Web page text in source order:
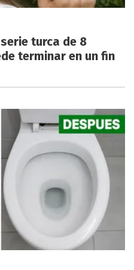
turca de 8
terminar en un fin